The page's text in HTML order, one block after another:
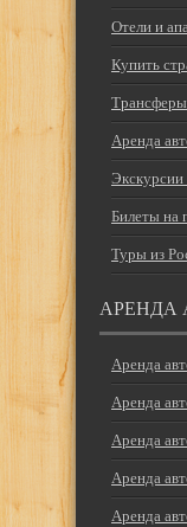
Отели и
Купить
Трансферы
Аренда
Экскурсии
Билеты на
Туры из
АРЕНДА
Аренда
Аренда
Аренда
Аренда
Аренда